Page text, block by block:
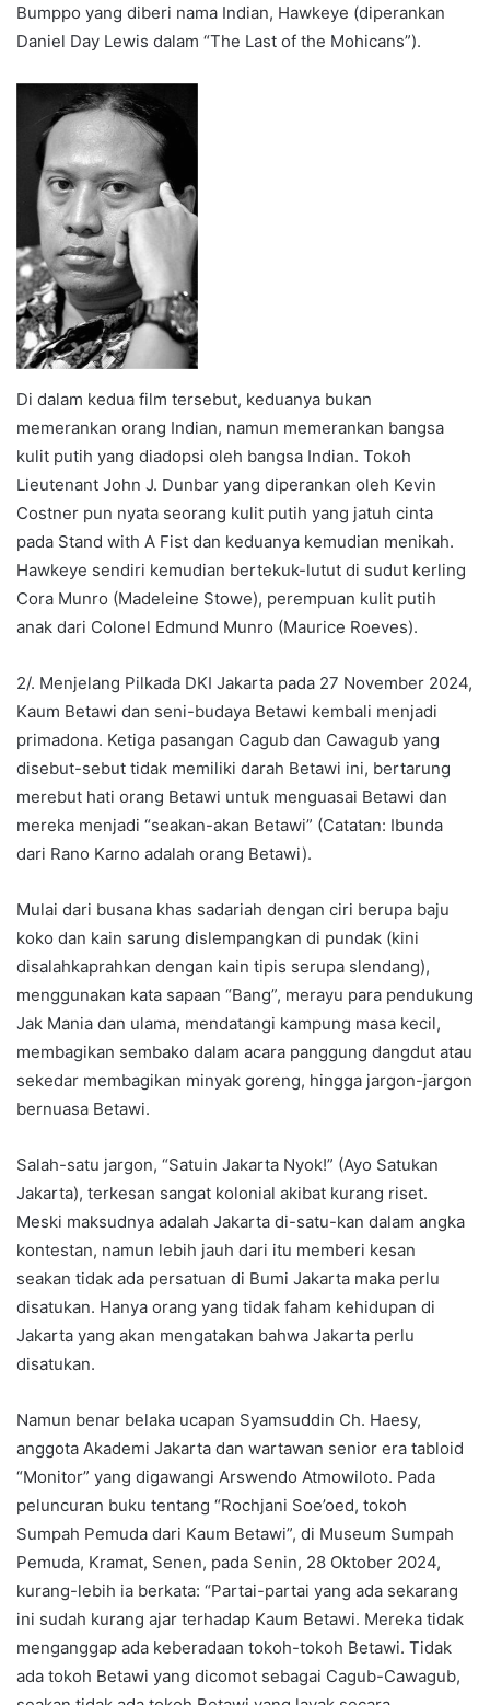
Bumppo yang diberi nama Indian, Hawkeye (diperankan
Daniel Day Lewis dalam “The Last of the Mohicans”).
Di dalam kedua film tersebut, keduanya bukan
memerankan orang Indian, namun memerankan bangsa
kulit putih yang diadopsi oleh bangsa Indian. Tokoh
Lieutenant John J. Dunbar yang diperankan oleh Kevin
Costner pun nyata seorang kulit putih yang jatuh cinta
pada Stand with A Fist dan keduanya kemudian menikah.
Hawkeye sendiri kemudian bertekuk-lutut di sudut kerling
Cora Munro (Madeleine Stowe), perempuan kulit putih
anak dari Colonel Edmund Munro (Maurice Roeves).
2/. Menjelang Pilkada DKI Jakarta pada 27 November 2024,
Kaum Betawi dan seni-budaya Betawi kembali menjadi
primadona. Ketiga pasangan Cagub dan Cawagub yang
disebut-sebut tidak memiliki darah Betawi ini, bertarung
merebut hati orang Betawi untuk menguasai Betawi dan
mereka menjadi “seakan-akan Betawi” (Catatan: Ibunda
dari Rano Karno adalah orang Betawi).
Mulai dari busana khas sadariah dengan ciri berupa baju
koko dan kain sarung dislempangkan di pundak (kini
disalahkaprahkan dengan kain tipis serupa slendang),
menggunakan kata sapaan “Bang”, merayu para pendukung
Jak Mania dan ulama, mendatangi kampung masa kecil,
membagikan sembako dalam acara panggung dangdut atau
sekedar membagikan minyak goreng, hingga jargon-jargon
bernuasa Betawi.
Salah-satu jargon, “Satuin Jakarta Nyok!” (Ayo Satukan
Jakarta), terkesan sangat kolonial akibat kurang riset.
Meski maksudnya adalah Jakarta di-satu-kan dalam angka
kontestan, namun lebih jauh dari itu memberi kesan
seakan tidak ada persatuan di Bumi Jakarta maka perlu
disatukan. Hanya orang yang tidak faham kehidupan di
Jakarta yang akan mengatakan bahwa Jakarta perlu
disatukan.
Namun benar belaka ucapan Syamsuddin Ch. Haesy,
anggota Akademi Jakarta dan wartawan senior era tabloid
“Monitor” yang digawangi Arswendo Atmowiloto. Pada
peluncuran buku tentang “Rochjani Soe’oed, tokoh
Sumpah Pemuda dari Kaum Betawi”, di Museum Sumpah
Pemuda, Kramat, Senen, pada Senin, 28 Oktober 2024,
kurang-lebih ia berkata: “Partai-partai yang ada sekarang
ini sudah kurang ajar terhadap Kaum Betawi. Mereka tidak
menganggap ada keberadaan tokoh-tokoh Betawi. Tidak
ada tokoh Betawi yang dicomot sebagai Cagub-Cawagub,